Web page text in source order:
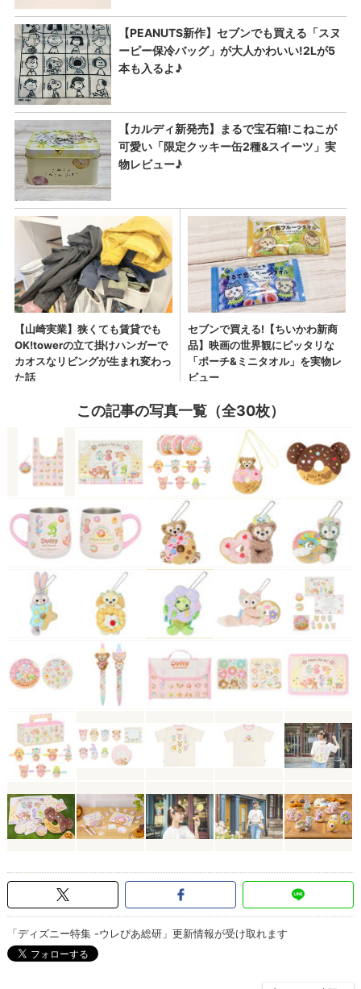
この記事の写真一覧（全30枚）
「ディズニー特集 -ウレぴあ総研」更新情報が受け取れます